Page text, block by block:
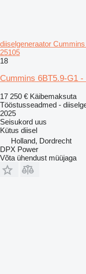
diiselgeneraator
25105
18
Cummins 6BT5.9-G1
17 250 € Käibemaksuta
Tööstusseadmed -
2025
Seisukord uus
Kütus diisel
Holland, Dordrecht
DPX Power
Võta ühendust müüjaga